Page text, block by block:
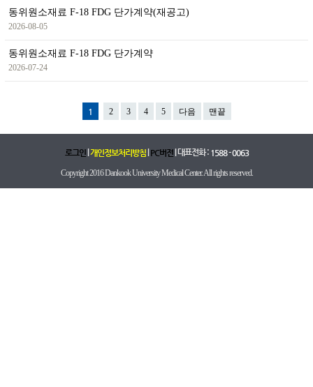
동위원소재료 F-18 FDG 단가계약(재공고)
2026-08-05
동위원소재료 F-18 FDG 단가계약
2026-07-24
1 2 3 4 5 다음 맨끝
로그인|개인정보처리방침|PC버전| 대표전화 : 1588 - 0063
Copyright 2016 Dankook University Medical Center. All rights reserved.